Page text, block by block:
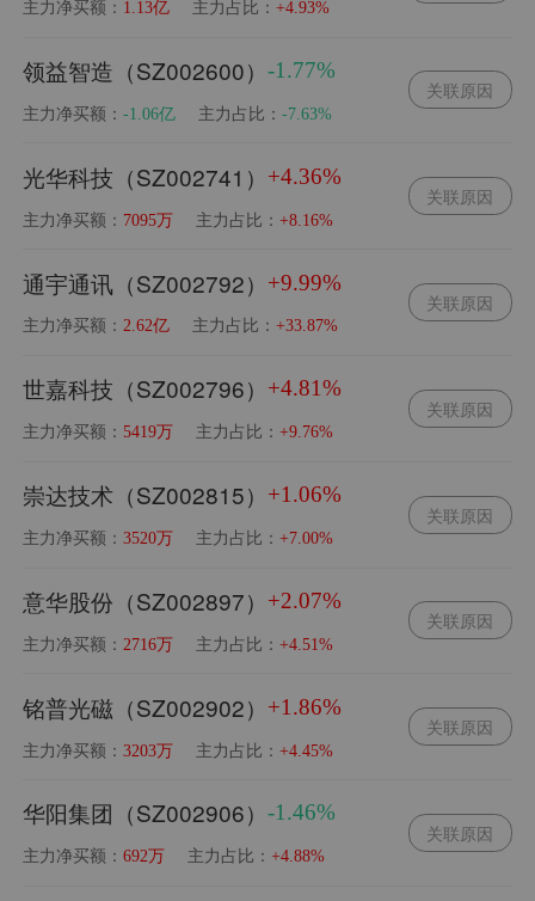
主力净买额： 1.13亿 主力占比：+4.93%
领益智造（SZ002600）-1.77%
主力净买额：-1.06亿 主力占比：-7.63%
关联原因
光华科技（SZ002741） +4.36%
主力净买额： 7095万 主力占比：+8.16%
关联原因
通宇通讯（SZ002792） +9.99%
主力净买额：2.62亿 主力占比：+33.87%
关联原因
世嘉科技（SZ002796） +4.81%
主力净买额： 5419万 主力占比：+9.76%
关联原因
崇达技术（SZ002815） +1.06%
主力净买额：3520万 主力占比：+7.00%
关联原因
意华股份（SZ002897） +2.07%
主力净买额： 2716万 主力占比：+4.51%
关联原因
铭普光磁（SZ002902） +1.86%
主力净买额：3203万 主力占比：+4.45%
关联原因
华阳集团（SZ002906）-1.46%
主力净买额：692万 主力占比：+4.88%
关联原因